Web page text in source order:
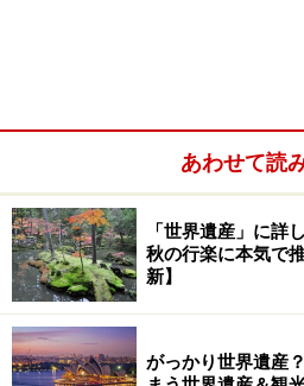
あわせて読
「世界遺産」に詳
秋の行楽に本気で
新】
がっかり世界遺産